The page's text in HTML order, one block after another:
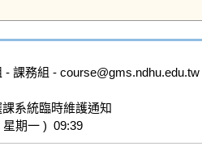
- 課務組 -
系統臨時維護通知
日期： 2024-05-27  ( 星期一 )  09:39